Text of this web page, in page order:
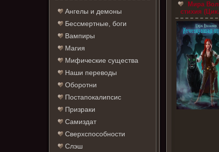
Ангелы и демоны
Бессмертные, боги
Вампиры
Магия
Мифические существа
Наши переводы
Оборотни
Постапокалипсис
Призраки
Самиздат
Сверхспособности
Слэш
Мира
стихия